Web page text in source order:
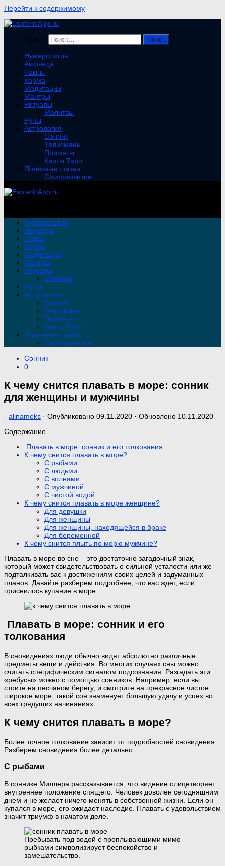
Перейти к содержимому
Найти:
Нумерология
Аюрведа
Чакры
Карма
Медитации
Мантры
Ритуалы
Молитвы
Руны
Астрология
Сонник
Талисманы
Приметы
Карты Таро
Полезные статьи
Саморазвитие
Нумерология
Аюрведа
Чакры
Карма
Медитации
Мантры
Ритуалы
Молитвы
Руны
Астрология
Сонник
Талисманы
Приметы
Карты Таро
Полезные статьи
Саморазвитие
Сонник
0
К чему снится плавать в море: сонник
для женщины и мужчины
- alinameks · Опубликовано 09.11.2020 · Обновлено 10.11.2020
Содержание
Плавать в море: сонник и его толкования
К чему снится плавать в море?
С рыбами
С людьми
С волнами
С мужчиной
С чистой водой
К чему снится плавать в море женщине?
Для девушки
Для женщины
Для женщины, находящейся в браке
Для беременной
К чему снится плыть по морю мужчине?
Плавать в море во сне – это достаточно загадочный знак,
который может свидетельствовать о сильной усталости или же
подталкивать вас к достижениям своих целей и задуманных
планов. Давайте разберем подробнее, что вас ждет, если
приснилось купание в море.
Плавать в море: сонник и его
толкования
В сновидениях люди обычно видят абсолютно различные
предметы вещи и действия. Во многих случаях сны можно
считать специфическим сигналом подсознания. Разгадать эти
«ребусы» можно с помощью сонников. Например, если вы
стоите на песчаном берегу, и смотрите на прекрасное чистое
широкое море, такой сон знаменует большую удачу и успех во
всех грядущих начинаниях.
К чему снится плавать в море?
Более точное толкование зависит от подробностей сновидения.
Разберем сновидения более детально.
С рыбами
В соннике Миллера рассказывается, что видение олицетворяет
внутреннее положение спящего. Человек доволен сегодняшним
днем и не желает ничего менять в собственной жизни. Если он
купался в море, его ожидает наследие. Плавать с удовольствием
значит триумф в начатом деле.
Пребывать под водой с проплывающими мимо
рыбками символизирует беспокойство и
замешательство.